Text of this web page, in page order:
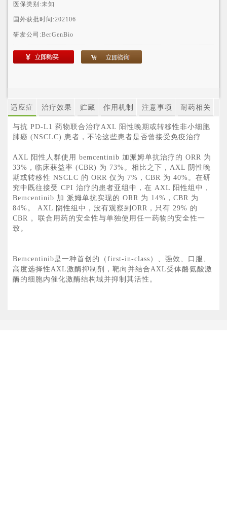
医保类别:未知
国外获批时间:202106
研发公司:BerGenBio
适应症 治疗效果 贮藏 作用机制 注意事项 耐药相关
与抗 PD-L1 药物联合治疗AXL 阳性晚期或转移性非小细胞
肺癌 (NSCLC) 患者，不论这些患者是否曾接受免疫治疗
AXL 阳性人群使用 bemcentinib 加派姆单抗治疗的 ORR 为
33%，临床获益率 (CBR) 为 73%。相比之下，AXL 阴性晚
期或转移性 NSCLC 的 ORR 仅为 7%，CBR 为 40%。在研
究中既往接受 CPI 治疗的患者亚组中，在 AXL 阳性组中，
Bemcentinib 加 派姆单抗实现的 ORR 为 14%，CBR 为
84%。 AXL 阴性组中，没有观察到ORR，只有 29% 的
CBR 。联合用药的安全性与单独使用任一药物的安全性一
致。
Bemcentinib是一种首创的（first-in-class）、强效、口服、
高度选择性AXL激酶抑制剂，靶向并结合AXL受体酪氨酸激
酶的细胞内催化激酶结构域并抑制其活性。